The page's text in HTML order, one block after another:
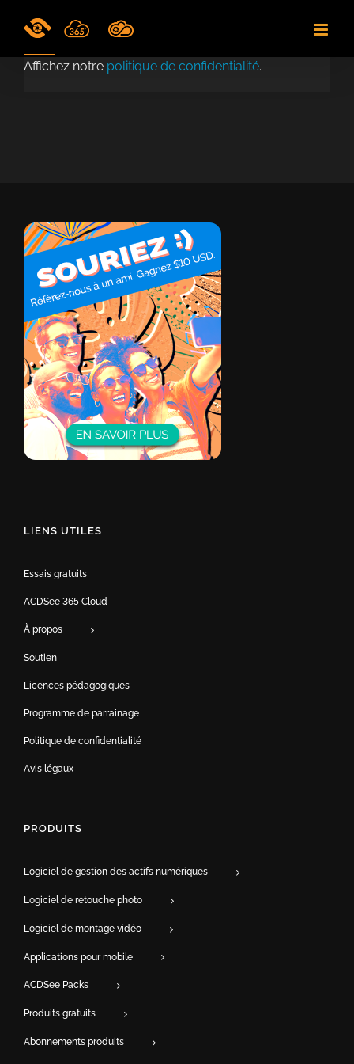
Affichez notre politique de confidentialité.
LIENS UTILES
Essais gratuits
ACDSee 365 Cloud
À propos
Soutien
Licences pédagogiques
Programme de parrainage
Politique de confidentialité
Avis légaux
PRODUITS
Logiciel de gestion des actifs numériques
Logiciel de retouche photo
Logiciel de montage vidéo
Applications pour mobile
ACDSee Packs
Produits gratuits
Abonnements produits